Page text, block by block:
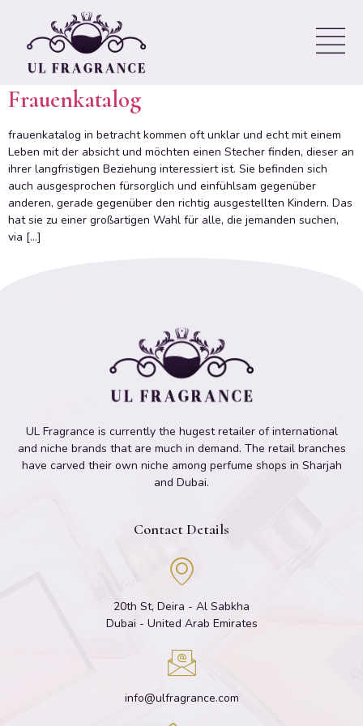
Partnervermittlung Ist Die
Beste
Frauenkatalog
frauenkatalog in betracht kommen oft unklar und echt mit einem
Leben mit der absicht und möchten einen Stecher finden, dieser an
ihrer langfristigen Beziehung interessiert ist. Sie befinden sich
auch ausgesprochen fürsorglich und einfühlsam gegenüber
anderen, gerade gegenüber den richtig ausgestellten Kindern. Das
hat sie zu einer großartigen Wahl für alle, die jemanden suchen,
via […]
UL Fragrance is currently the hugest retailer of international
and niche brands that are much in demand. The retail branches
have carved their own niche among perfume shops in Sharjah
and Dubai.
Contact Details
20th St, Deira - Al Sabkha
Dubai - United Arab Emirates
info@ulfragrance.com